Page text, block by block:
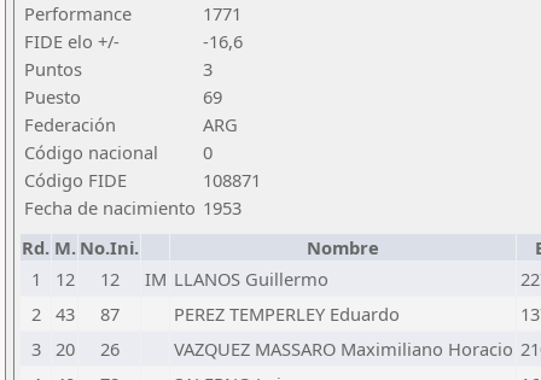
Performance
1771
FIDE elo +/-
-16,6
Puntos
3
Puesto
69
Federación
ARG
Código nacional
0
Código FIDE
108871
Fecha de nacimiento 1953
Rd. M. No.Ini. Nombre
1
12 12 IM LLANOS Guillermo
2 43 87 PEREZ TEMPERLEY Eduardo
3 20 26 VAZQUEZ MASSARO Maximiliano Horacio